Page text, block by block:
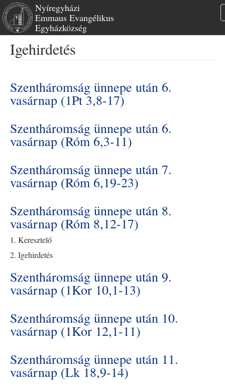
Ugrás
tartalomra
Nyíregyházi
Emmaus Evangélikus
Egyházközség
Igehirdetés
Szentháromság ünnepe után 6.
vasárnap (1Pt 3,8-17)
Szentháromság ünnepe után 6.
vasárnap (Róm 6,3-11)
Szentháromság ünnepe után 7.
vasárnap (Róm 6,19-23)
Szentháromság ünnepe után 8.
vasárnap (Róm 8,12-17)
1. Keresztelő
2. Igehirdetés
Szentháromság ünnepe után 9.
vasárnap (1Kor 10,1-13)
Szentháromság ünnepe után 10.
vasárnap (1Kor 12,1-11)
Szentháromság ünnepe után 11.
vasárnap (Lk 18,9-14)